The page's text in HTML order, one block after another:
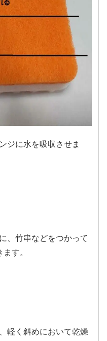
ジに水を吸収させま
、竹串などをつかって
す。
軽く斜めにおいて乾燥